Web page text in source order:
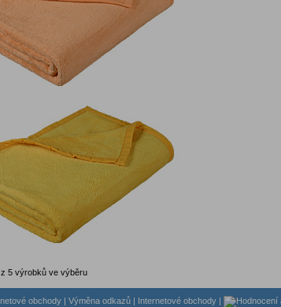
5 výrobků ve výběru
Výměna odkazů Internetové obchody